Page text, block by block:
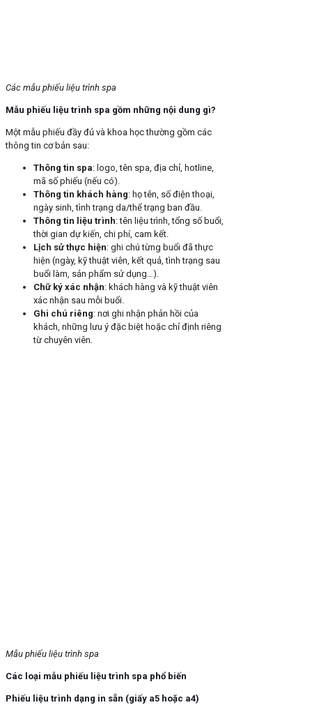
Các mẫu phiếu liệu trình spa
Mẫu phiếu liệu trình spa gồm những nội dung gì?
Một mẫu phiếu đầy đủ và khoa học thường gồm các
thông tin cơ bản sau:
Thông tin spa: logo, tên spa, địa chỉ, hotline,
mã số phiếu (nếu có).
Thông tin khách hàng: họ tên, số điện thoại,
ngày sinh, tình trạng da/thể trạng ban đầu.
Thông tin liệu trình: tên liệu trình, tổng số buổi,
thời gian dự kiến, chi phí, cam kết.
Lịch sử thực hiện: ghi chú từng buổi đã thực
hiện (ngày, kỹ thuật viên, kết quả, tình trạng sau
buổi làm, sản phẩm sử dụng…).
Chữ ký xác nhận: khách hàng và kỹ thuật viên
xác nhận sau mỗi buổi.
Ghi chú riêng: nơi ghi nhận phản hồi của
khách, những lưu ý đặc biệt hoặc chỉ định riêng
từ chuyên viên.
Mẫu phiếu liệu trình spa
Các loại mẫu phiếu liệu trình spa phổ biến
Phiếu liệu trình dạng in sẵn (giấy a5 hoặc a4)